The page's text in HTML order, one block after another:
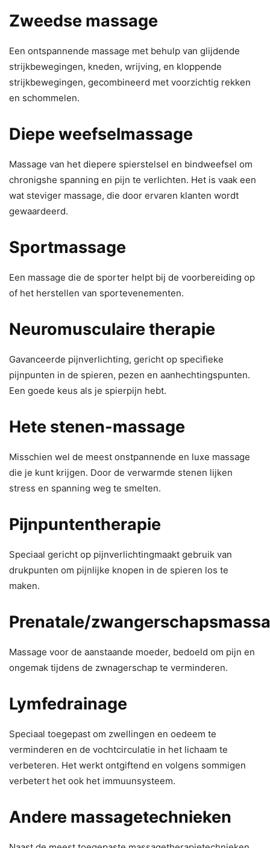
Zweedse massage
Een ontspannende massage met behulp van glijdende
strijkbewegingen, kneden, wrijving, en kloppende
strijkbewegingen, gecombineerd met voorzichtig rekken
en schommelen.
Diepe weefselmassage
Massage van het diepere spierstelsel en bindweefsel om
chronigshe spanning en pijn te verlichten. Het is vaak een
wat steviger massage, die door ervaren klanten wordt
gewaardeerd.
Sportmassage
Een massage die de sporter helpt bij de voorbereiding op
of het herstellen van sportevenementen.
Neuromusculaire therapie
Gavanceerde pijnverlichting, gericht op specifieke
pijnpunten in de spieren, pezen en aanhechtingspunten.
Een goede keus als je spierpijn hebt.
Hete stenen-massage
Misschien wel de meest onstpannende en luxe massage
die je kunt krijgen. Door de verwarmde stenen lijken
stress en spanning weg te smelten.
Pijnpuntentherapie
Speciaal gericht op pijnverlichtingmaakt gebruik van
drukpunten om pijnlijke knopen in de spieren los te
maken.
Prenatale/
Massage voor de aanstaande moeder, bedoeld om pijn en
ongemak tijdens de zwnagerschap te verminderen.
Lymfedrainage
Speciaal toegepast om zwellingen en oedeem te
verminderen en de vochtcirculatie in het lichaam te
verbeteren. Het werkt ontgiftend en volgens sommigen
verbetert het ook het immuunsysteem.
Andere massagetechnieken